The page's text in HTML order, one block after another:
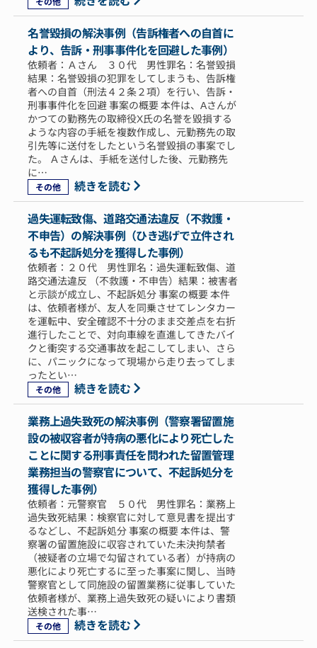
名誉毀損の解決事例（告訴権者への自首に
より、告訴・刑事事件化を回避した事例）
依頼者：Ａさん ３０代 男性罪名：名誉毀損
結果：名誉毀損の犯罪をしてしまうも、告訴権
者への自首（刑法４２条２項）を行い、告訴・
刑事事件化を回避 事案の概要 本件は、Aさんが
かつての勤務先の取締役X氏の名誉を毀損する
ような内容の手紙を複数作成し、元勤務先の取
引先等に送付をしたという名誉毀損の事案でし
た。 Ａさんは、手紙を送付した後、元勤務先
に…
その他
続きを読む
過失運転致傷、道路交通法違反（不救護・
不申告）の解決事例（ひき逃げで立件され
るも不起訴処分を獲得した事例）
依頼者：２０代 男性罪名：過失運転致傷、道
路交通法違反 （不救護・不申告）結果：被害者
と示談が成立し、不起訴処分 事案の概要 本件
は、依頼者様が、友人を同乗させてレンタカー
を運転中、安全確認不十分のまま交差点を右折
進行したことで、対向車線を直進してきたバイ
クと衝突する交通事故を起こしてしまい、さら
に、パニックになって現場から走り去ってしま
ったとい…
その他
続きを読む
業務上過失致死の解決事例（警察署留置施
設の被収容者が持病の悪化により死亡した
ことに関する刑事責任を問われた留置管理
業務担当の警察官について、不起訴処分を
獲得した事例）
依頼者：元警察官 ５０代 男性罪名：業務上
過失致死結果：検察官に対して意見書を提出す
るなどし、不起訴処分 事案の概要 本件は、警
察署の留置施設に収容されていた未決拘禁者
（被疑者の立場で勾留されている者）が持病の
悪化により死亡するに至った事案に関し、当時
警察官として同施設の留置業務に従事していた
依頼者様が、業務上過失致死の疑いにより書類
送検された事…
その他
続きを読む